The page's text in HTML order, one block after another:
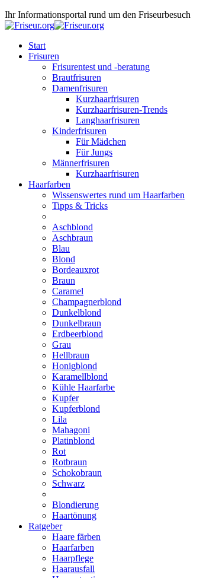
Ihr Informationsportal rund um den Friseurbesuch
Start
Frisuren
Frisurentest und -beratung
Brautfrisuren
Damenfrisuren
Kurzhaarfrisuren
Kurzhaarfrisuren-Trends
Langhaarfrisuren
Kinderfrisuren
Für Mädchen
Für Jungs
Männerfrisuren
Kurzhaarfrisuren
Haarfarben
Wissenswertes rund um Haarfarben
Tipps & Tricks
Aschblond
Aschbraun
Blau
Blond
Bordeauxrot
Braun
Caramel
Champagnerblond
Dunkelblond
Dunkelbraun
Erdbeerblond
Grau
Hellbraun
Honigblond
Karamellblond
Kühle Haarfarbe
Kupfer
Kupferblond
Lila
Mahagoni
Platinblond
Rot
Rotbraun
Schokobraun
Schwarz
Blondierung
Haartönung
Ratgeber
Haare färben
Haarfarben
Haarpflege
Haarausfall